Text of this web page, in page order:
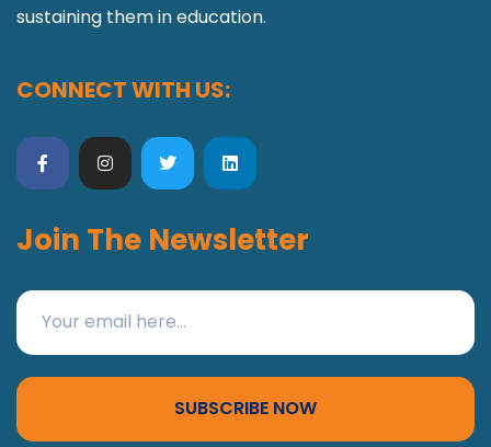
sustaining them in education.
CONNECT WITH US:
Join The Newsletter
SUBSCRIBE NOW